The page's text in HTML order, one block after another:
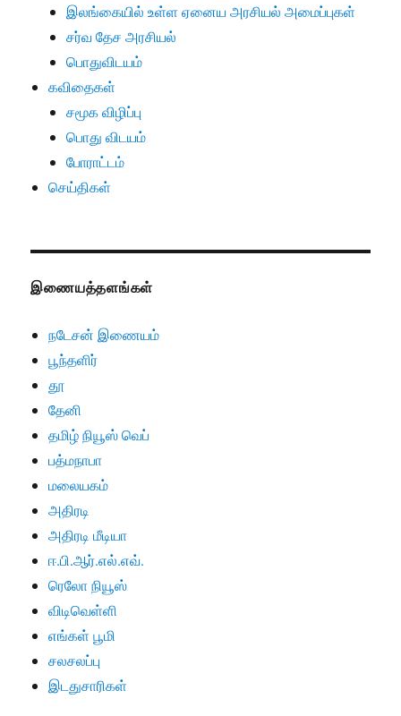
இலங்கையில் உள்ள ஏனைய அரசியல் அமைப்புகள்
சர்வ தேச அரசியல்
பொதுவிடயம்
கவிதைகள்
சமூக விழிப்பு
பொது விடயம்
போராட்டம்
செய்திகள்
இணையத்தளங்கள்
நடேசன் இணையம்
பூந்தளிர்
தூ
தேனி
தமிழ் நியூஸ் வெப்
பத்மநாபா
மலையகம்
அதிரடி
அதிரடி மீடியா
ஈ.பி.ஆர்.எல்.எவ்.
ரெலோ நியூஸ்
விடிவெள்ளி
எங்கள் பூமி
சலசலப்பு
இடதுசாரிகள்